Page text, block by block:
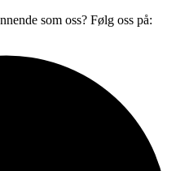
som oss? Følg oss på: